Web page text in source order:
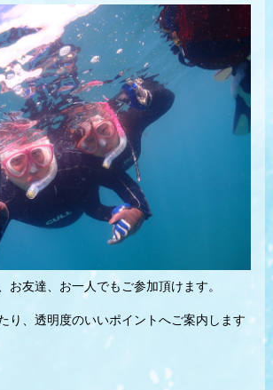
お友達、お一人でもご参加頂けます。
り、透明度のいいポイントへご案内します